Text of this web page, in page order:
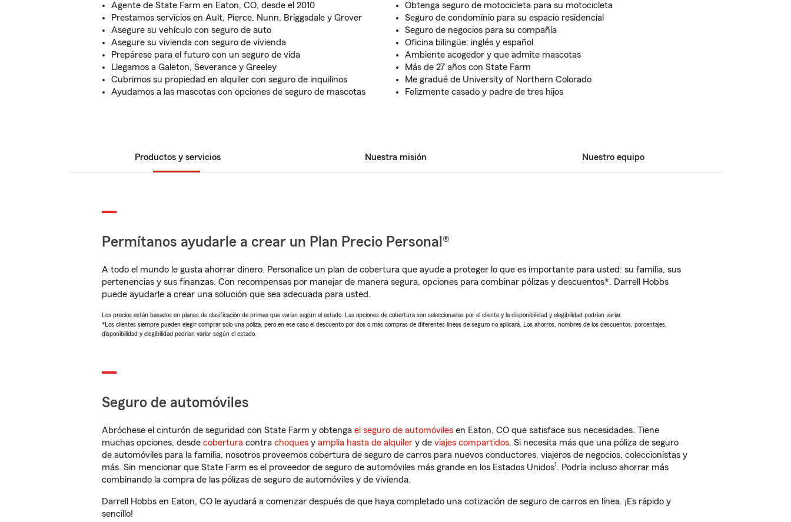
Agente de State Farm en Eaton, CO, desde el 2010
Prestamos servicios en Ault, Pierce, Nunn, Briggsdale y Grover
Asegure su vehículo con seguro de auto
Asegure su vivienda con seguro de vivienda
Prepárese para el futuro con un seguro de vida
Llegamos a Galeton, Severance y Greeley
Cubrimos su propiedad en alquiler con seguro de inquilinos
Ayudamos a las mascotas con opciones de seguro de mascotas
Obtenga seguro de motocicleta para su motocicleta
Seguro de condominio para su espacio residencial
Seguro de negocios para su compañía
Oficina bilingüe: inglés y español
Ambiente acogedor y que admite mascotas
Más de 27 años con State Farm
Me gradué de University of Northern Colorado
Felizmente casado y padre de tres hijos
Productos y servicios Nuestra misión Nuestro equipo
Permítanos ayudarle a crear un Plan Precio Personal®
A todo el mundo le gusta ahorrar dinero. Personalice un plan de cobertura que ayude a proteger lo que es importante para usted: su familia, sus
pertenencias y sus finanzas. Con recompensas por manejar de manera segura, opciones para combinar pólizas y descuentos*, Darrell Hobbs
puede ayudarle a crear una solución que sea adecuada para usted.
Los precios están basados en planes de clasificación de primas que varían según el estado. Las opciones de cobertura son seleccionadas por el cliente y la disponibilidad y elegibilidad podrían variar.
*Los clientes siempre pueden elegir comprar solo una póliza, pero en ese caso el descuento por dos o más compras de diferentes líneas de seguro no aplicará. Los ahorros, nombres de los descuentos, porcentajes,
disponibilidad y elegibilidad podrían variar según el estado.
Seguro de automóviles
Abróchese el cinturón de seguridad con State Farm y obtenga el seguro de automóviles en Eaton, CO que satisface sus necesidades. Tiene
muchas opciones, desde cobertura contra choques y amplia hasta de alquiler y de viajes compartidos. Si necesita más que una póliza de seguro
de automóviles para la familia, nosotros proveemos cobertura de seguro de carros para nuevos conductores, viajeros de negocios, coleccionistas y
más. Sin mencionar que State Farm es el proveedor de seguro de automóviles más grande en los Estados Unidos1. Podría incluso ahorrar más
combinando la compra de las pólizas de seguro de automóviles y de vivienda.
Darrell Hobbs en Eaton, CO le ayudará a comenzar después de que haya completado una cotización de seguro de carros en línea. ¡Es rápido y
sencillo!